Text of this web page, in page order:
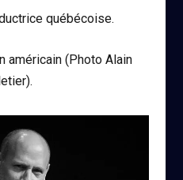
québécoise.
américain (Photo Alain